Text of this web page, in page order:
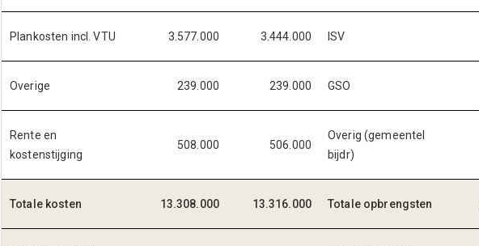
Plankosten incl. VTU 3.577.000 3.444.000 ISV
Overige 239.000 239.000 GSO
Rente en
kostenstijging
508.000 506.000
Overig (gemeentel
bijdr)
Totale kosten 13.308.000 13.316.000 Totale opbrengsten